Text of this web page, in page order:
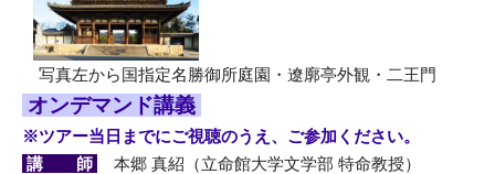
写真左から国指定名勝御所庭園・遼廓亭外観・二王門
オンデマンド講義
※ツアー当日までにご視聴のうえ、ご参加ください。
講 師
本郷 真紹（立命館大学文学部 特命教授）